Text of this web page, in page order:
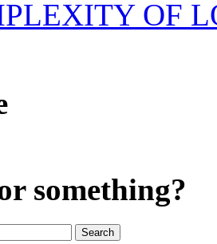
OF
something?